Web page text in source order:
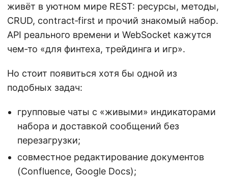
живёт в уютном мире REST: ресурсы, методы,
CRUD, contract‑first и прочий знакомый набор.
API реального времени и WebSocket кажутся
чем‑то «для финтеха, трейдинга и игр».
Но стоит появиться хотя бы одной из
подобных задач:
групповые чаты с «живыми» индикаторами
набора и доставкой сообщений без
перезагрузки;
совместное редактирование документов
(Confluence, Google Docs);